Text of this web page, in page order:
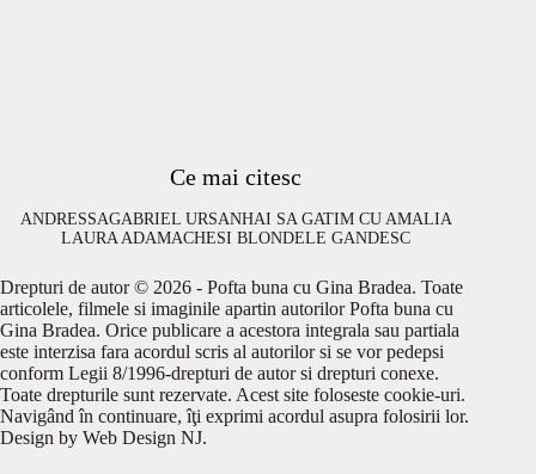
Ce mai citesc
ANDRESSAGABRIEL URSANHAI SA GATIM CU AMALIA
LAURA ADAMACHESI BLONDELE GANDESC
Drepturi de autor © 2026 - Pofta buna cu Gina Bradea. Toate
articolele, filmele si imaginile apartin autorilor Pofta buna cu
Gina Bradea. Orice publicare a acestora integrala sau partiala
este interzisa fara acordul scris al autorilor si se vor pedepsi
conform Legii 8/1996-drepturi de autor si drepturi conexe.
Toate drepturile sunt rezervate. Acest site foloseste cookie-uri.
Navigând în continuare, îţi exprimi acordul asupra folosirii lor.
Design by Web Design NJ.